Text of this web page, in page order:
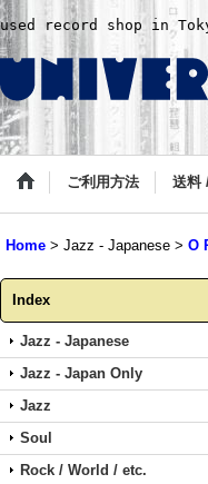
used record shop in
ご利用方法 送料
Home > Jazz - Japanese > O
Index
Jazz - Japanese
Jazz - Japan Only
Jazz
Soul
Rock / World / etc.